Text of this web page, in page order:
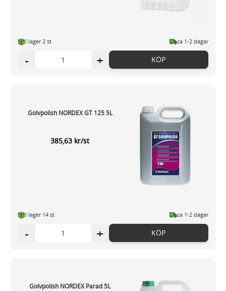
I lager 2 st ca 1-2 dagar
- + KÖP
Golvpolish NORDEX GT 125 5L
385,63 kr/st
I lager 14 st ca 1-2 dagar
- + KÖP
Golvpolish NORDEX Parad 5L